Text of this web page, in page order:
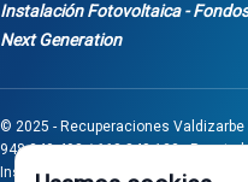
Instalación Fotovoltaica - Fondos
Next Generation
© 2025 - Recuperaciones Valdizarbe
948 340 498 / 668 848 123 - Puente
Inscrita en el Registro Mercantil de